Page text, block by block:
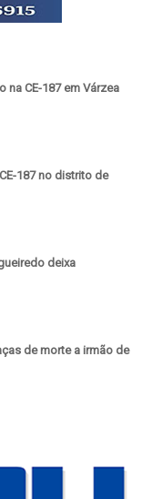
na CE-187 em Várzea
187 no distrito de
deixa
de morte a irmão de